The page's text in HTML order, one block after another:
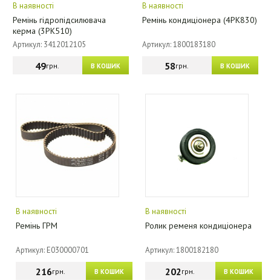
В наявності
Ремінь гідропідсилювача
керма (3РК510)
Артикул: 3412012105
В КОШИК
49грн.
В наявності
Ремінь кондиціонера (4PK830)
Артикул: 1800183180
В КОШИК
58грн.
В наявності
Ремінь ГРМ
Артикул: E030000701
В КОШИК
216грн.
В наявності
Ролик ременя кондиціонера
Артикул: 1800182180
В КОШИК
202грн.